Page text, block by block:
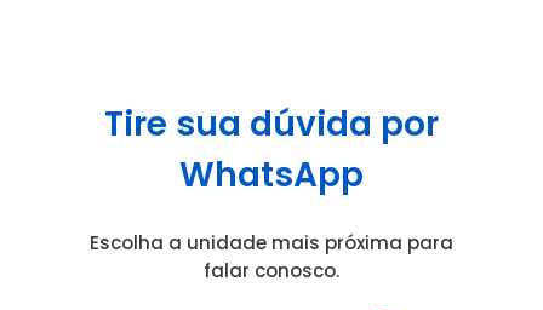
Tire sua dúvida por
WhatsApp
Escolha a unidade mais próxima para
falar conosco.